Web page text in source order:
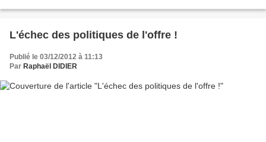
L'échec des politiques de l'offre !
Publié le 03/12/2012 à 11:13
Par Raphaël DIDIER